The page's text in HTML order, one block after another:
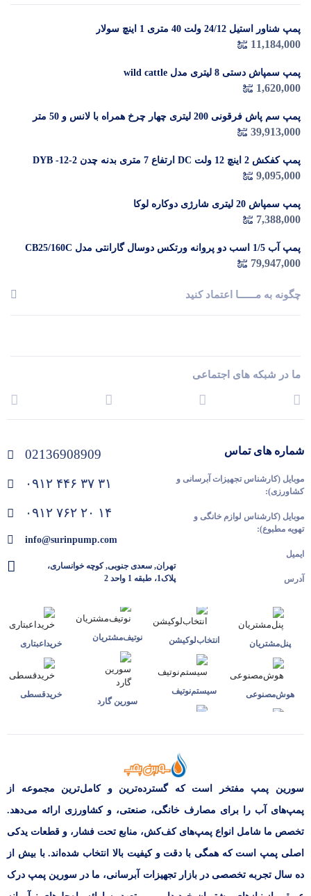
پمپ شناور استیل 24/12 ولت 40 متری 1 اینچ سولار
11,184,000
پمپ سمپاش دستی 8 لیتری مدل wild cattle
1,620,000
پمپ سم پاش فرقونی 200 لیتری چهار چرخ همراه با لانس و 50 متر
شیلنگ
39,913,000
پمپ کفکش 2 اینچ 12 ولت DC ارتفاع 7 متری بدنه چدن DYB -12-2
9,095,000
پمپ سمپاش 20 لیتری شارژی دوکاره لوکا
7,388,000
پمپ آب 1/5 اسب دو پروانه ورتکس دوسال گارانتی مدل CB25/160C
79,947,000
چگونه به مــــــا اعتماد کنید
ما در شبکه های اجتماعی
شماره های تماس
موبایل (کارشناس تجهیزات آبرسانی و
کشاورزی):
موبایل (کارشناس لوازم خانگی و
تهویه مطبوع):
ایمیل
آدرس
02136908909
۰۹۱۲ ۴۴۶ ۳۷ ۳۱
۰۹۱۲ ۷۶۲ ۲۰ ۱۴
info@surinpump.com
تهران, سعدی جنوبی, کوچه خوانساری،
پلاک1، طبقه 1 واحد 2
پنل‌مشتریان
هوش‌مصنوعی
انتخاب‌لوکیشن
سیستم‌نوتیف
نوتیف‌مشتریان
سورین گارد
خرید‌اعبتاری
خرید‌قسطی
سورین پمپ مفتخر است که گسترده‌ترین و کامل‌ترین مجموعه از
پمپ‌های آب را برای مصارف خانگی، صنعتی، و کشاورزی ارائه می‌دهد.
تخصص ما شامل انواع پمپ‌های کف‌کش، منابع تحت فشار، و قطعات یدکی
اصلی پمپ است که همگی با دقت و کیفیت بالا انتخاب شده‌اند. با بیش از
ده سال تجربه تخصصی در بازار تجهیزات آبرسانی، ما در سورین پمپ درک